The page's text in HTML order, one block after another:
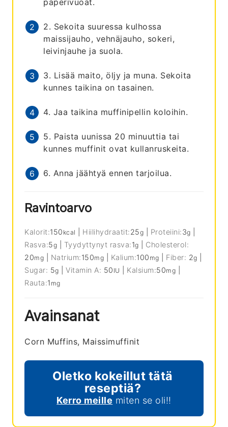
paperivuoat.
2. Sekoita suuressa kulhossa
maissijauho, vehnäjauho, sokeri,
leivinjauhe ja suola.
3. Lisää maito, öljy ja muna. Sekoita
kunnes taikina on tasainen.
4. Jaa taikina muffinipellin koloihin.
5. Paista uunissa 20 minuuttia tai
kunnes muffinit ovat kullanruskeita.
6. Anna jäähtyä ennen tarjoilua.
Ravintoarvo
Kalorit:150 kcal Hiilihydraatit:25g Proteiini:3g
Rasva:5g Tyydyttynyt rasva:1g
Cholesterol:
20mg Natrium:150mg Kalium:100 mg Fiber: 2g
Sugar: 5g |Vitamin A: 50 IU Kalsium:50mg
Rauta:1 mg
Avainsanat
Corn Muffins, Maissimuffinit
Oletko kokeillut tätä
reseptiä?
Kerro meille miten se oli!!